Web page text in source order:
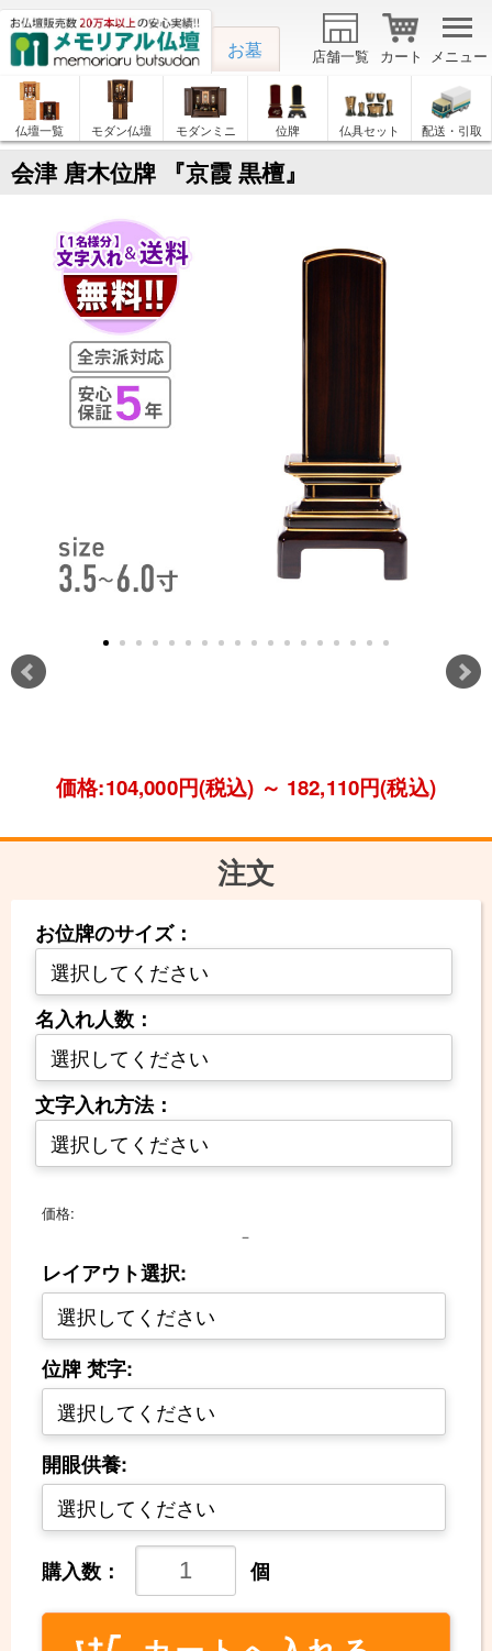
お墓 メニュー
カート
店舗一覧
仏壇一覧 モダン仏壇 モダンミニ 位牌 仏具セット 配送・引取
会津 唐木位牌 『京霞 黒檀』
価格:104,000円(税込) ～ 182,110円(税込)
注文
お位牌のサイズ：
名入れ人数：
文字入れ方法：
価格:
－
レイアウト選択:
位牌 梵字:
開眼供養:
購入数： 個